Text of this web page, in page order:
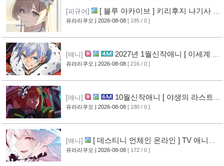
[피규어]
[ 블루 아카이브 ] 키리후지 나기사 신
작 피규어 공개 [5]
유라리쿠오 | 2026-08-08 [ 185 / 0 ]
[애니]
2027년 1월신작애니 [ 이세계 전
생 소동기 ] PV 영상 공개
유라리쿠오 | 2026-08-08 [ 216 / 0 ]
[애니]
10월신작애니 [ 야생의 라스트
보스가 나타났다! ] 2기 PV 영상 공개
유라리쿠오 | 2026-08-08 [ 180 / 0 ]
[애니]
[ 데스티니 언체인 온라인 ] TV 애니메
이션화 결정 [6]
유라리쿠오 | 2026-08-08 [ 172 / 0 ]